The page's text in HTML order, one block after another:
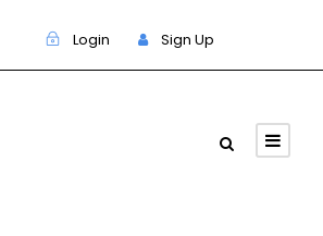
Login Sign Up